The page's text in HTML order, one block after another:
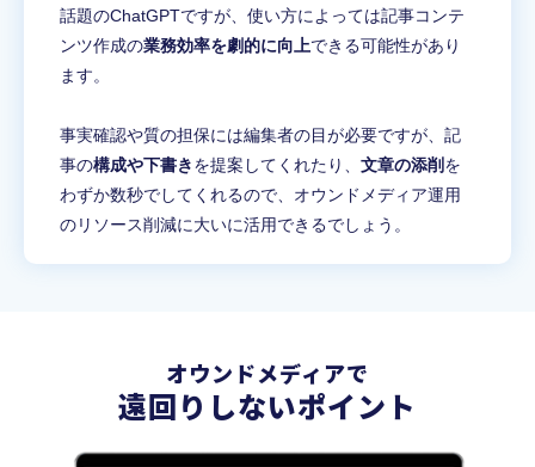
話題のChatGPTですが、使い方によっては記事コンテ
ンツ作成の業務効率を劇的に向上できる可能性があり
ます。
事実確認や質の担保には編集者の目が必要ですが、記
事の構成や下書きを提案してくれたり、 文章の添削 を
わずか数秒でしてくれるので、オウンドメディア運用
のリソース削減に大いに活用できるでしょう。
オウンドメディアで
遠回りしないポイント